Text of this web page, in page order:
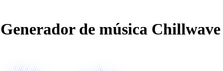
Generador de música